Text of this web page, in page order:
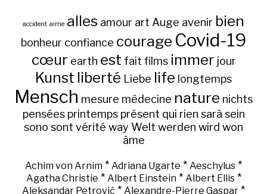
accident aime alles amour art Auge avenir bien
bonheur confiance courage Covid-19
cœur earth est fait films immer jour
Kunst liberté Liebe life longtemps
Mensch mesure médecine nature nichts
pensées printemps présent qui rien sarà sein
sono sont vérité way Welt werden wird won
âme
Achim von Arnim * Adriana Ugarte * Aeschylus *
Agatha Christie * Albert Einstein* Albert Ellis*
Aleksandar Petrović * Alexandre-Pierre Gaspar *